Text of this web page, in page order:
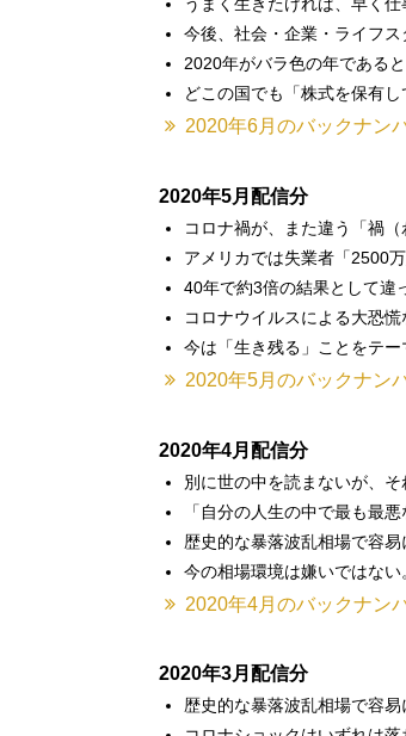
うまく生きたければ、早く
今後、社会・企業・ライフ
2020年がバラ色の年である
どこの国でも「株式を保有
2020年6月のバックナン
2020年5月配信分
コロナ禍が、また違う「禍
アメリカでは失業者「2500
40年で約3倍の結果として違
コロナウイルスによる大恐
今は「生き残る」ことをテ
2020年5月のバックナン
2020年4月配信分
別に世の中を読まないが、
「自分の人生の中で最も最
歴史的な暴落波乱相場で容
今の相場環境は嫌いではな
2020年4月のバックナン
2020年3月配信分
歴史的な暴落波乱相場で容